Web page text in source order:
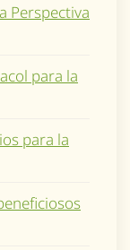
Perspectiva
para la
para la